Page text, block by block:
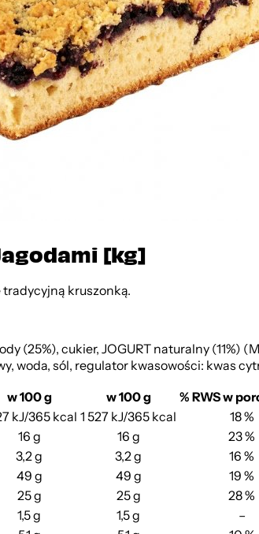
[kg]
kruszonką.
(25%), cukier, JOGURT naturalny
woda, sól, regulator kwasowości: kwas
w 100 g
w 100 g
% RWS w
kJ/365 kcal 1 527 kJ/365 kcal
18 %
16 g 16 g
23 %
3,2 g 3,2 g
16 %
49 g 49 g
19 %
25 g 25 g
28 %
1,5 g 1,5 g
–